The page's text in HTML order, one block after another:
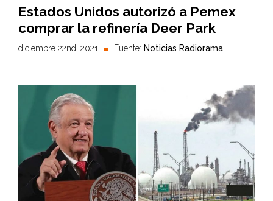
Estados Unidos autorizó a Pemex
comprar la refinería Deer Park
diciembre 22nd, 2021 Fuente: Noticias Radiorama